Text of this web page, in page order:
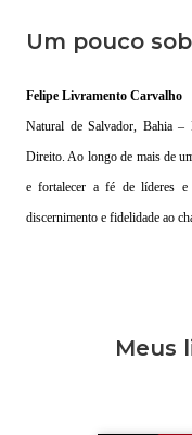
Um pouco
Felipe Livramento Carvalho
Natural de Salvador, Bahia –
Direito. Ao longo de mais de
e fortalecer a fé de líderes e
discernimento e fidelidade ao
Meus